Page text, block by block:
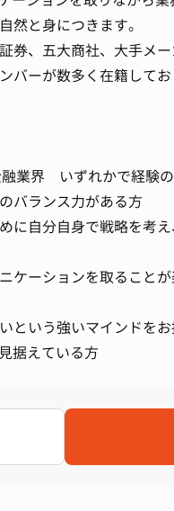
然と身につきます。
券、五大商社、大手メ
バーが数多く在籍して
業界 いずれかで経験の
バランス力がある方
に自分自身で戦略を考
ケーションを取ること
という強いマインドを
据えている方